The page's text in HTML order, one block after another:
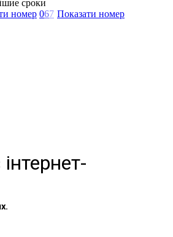
сроки
номер 067 Показати номер